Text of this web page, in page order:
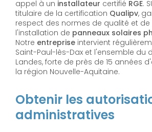
appel à un installateur certifié RGE.
titulaire de la certification Qualipv,
respect des normes de qualité et
l'installation de panneaux solaires
Notre entreprise intervient
Saint-Paul-lès-Dax et l'ensemble du
Landes, forte de près de 15 années
la région Nouvelle-Aquitaine.
Obtenir les
administratives